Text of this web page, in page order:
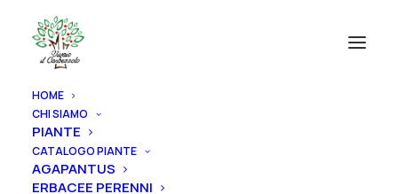
HOME
CHI SIAMO
PIANTE
CATALOGO PIANTE
AGAPANTUS
ERBACEE PERENNI